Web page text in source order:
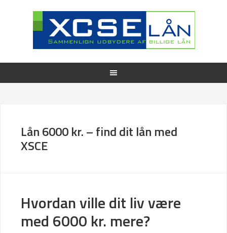
Lån 6000 kr. – find dit lån med
XSCE
Hvordan ville dit liv være
med 6000 kr. mere?